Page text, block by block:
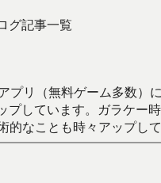
グ記事一覧
プリ（無料ゲーム多数
プしています。ガラケ
なことも時々アップして